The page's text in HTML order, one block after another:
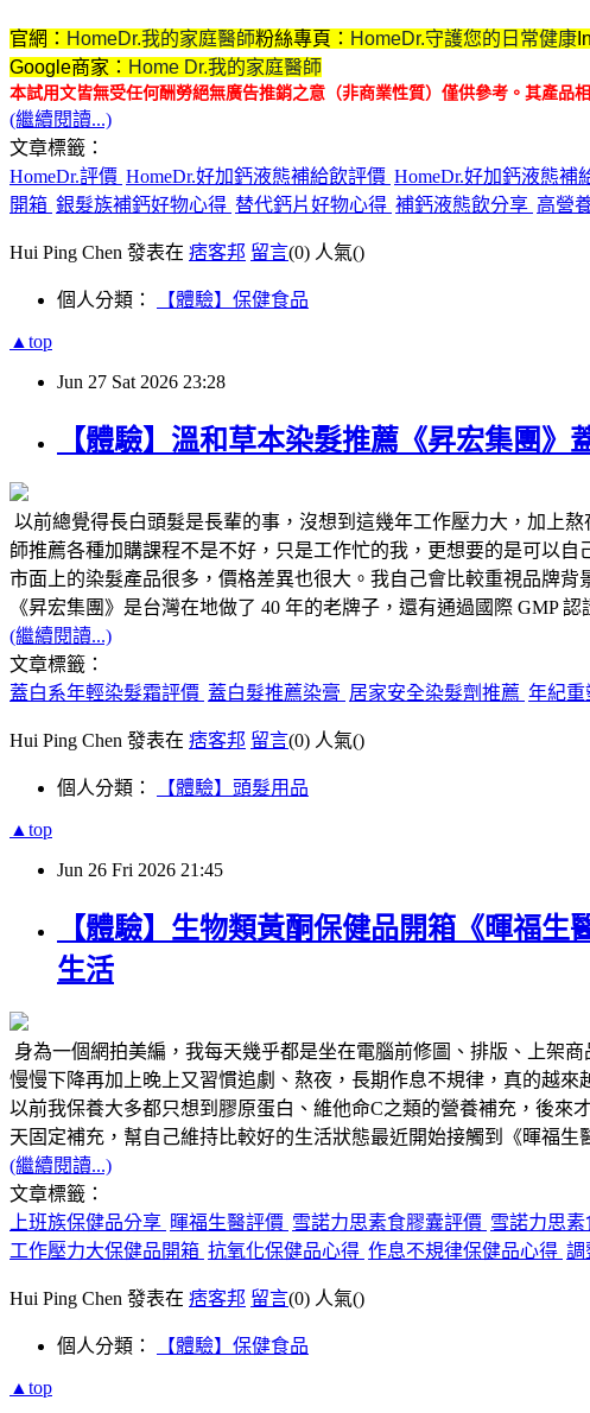
官網： HomeDr.我的家庭醫師粉絲專頁： HomeDr.守護您的日常健康
Google商家： Home Dr.我的家庭醫師
本試用文皆無受任何酬勞絕無廣告推銷之意（非商業性質）僅供參考。其產品
(繼續閱讀...)
文章標籤：
HomeDr.評價 HomeDr.好加鈣液態補給飲評價 HomeDr.好加鈣液態補
開箱 銀髮族補鈣好物心得 替代鈣片好物心得 補鈣液態飲分享 高營
Hui Ping Chen 發表在 痞客邦 留言(0) 人氣()
個人分類： 【體驗】保健食品
▲top
Jun 27 Sat 2026 23:28
【體驗】溫和草本染髮推薦《昇宏集團
以前總覺得長白頭髮是長輩的事，沒想到這幾年工作壓力大，加上
師推薦各種加購課程不是不好，只是工作忙的我，更想要的是可以
市面上的染髮產品很多，價格差異也很大。我自己會比較重視品牌
《昇宏集團》是台灣在地做了 40 年的老牌子，還有通過國際 GMP
(繼續閱讀...)
文章標籤：
蓋白系年輕染髮霜評價 蓋白髮推薦染膏 居家安全染髮劑推薦 年紀重
Hui Ping Chen 發表在 痞客邦 留言(0) 人氣()
個人分類： 【體驗】頭髮用品
▲top
Jun 26 Fri 2026 21:45
【體驗】生物類黃酮保健品開箱《暉福
生活
身為一個網拍美編，我每天幾乎都是坐在電腦前修圖、排版、上架
慢慢下降再加上晚上又習慣追劇、熬夜，長期作息不規律，真的越來
以前我保養大多都只想到膠原蛋白、維他命C之類的營養補充，後
天固定補充，幫自己維持比較好的生活狀態最近開始接觸到《暉福
(繼續閱讀...)
文章標籤：
上班族保健品分享 暉福生醫評價 雪諾力思素食膠囊評價 雪諾力思
工作壓力大保健品開箱 抗氧化保健品心得 作息不規律保健品心得 調
Hui Ping Chen 發表在 痞客邦 留言(0) 人氣()
個人分類： 【體驗】保健食品
▲top